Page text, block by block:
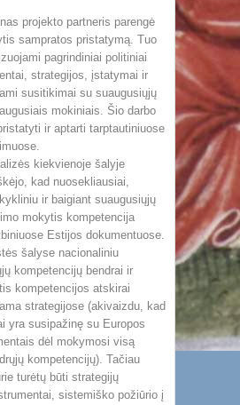
projekto partneris parengė
sampratos pristatymą. Tuo
pagrindiniai politiniai
strategijos, įstatymai ir
susitikimai su suaugusiųjų
mokiniais. Šio darbo
ir aptarti tarptautiniuose
kiekvienoje šalyje
kad nuosekliausiai,
ir baigiant suaugusiųjų
mokytis kompetencija
Estijos dokumentuose.
šalyse nacionaliniu
kompetencijų bendrai ir
kompetencijos atskirai
strategijose (akivaizdu, kad
yra susipažinę su Europos
dėl mokymosi visą
kompetencijų). Tačiau
turėtų būti strategijų
sistemiško požiūrio į